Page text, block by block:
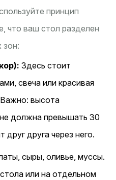
принцип
что ваш стол разделен
зон:
Здесь стоит
свеча или красивая
высота
должна превышать 30
друг друга через него.
сыры, оливье, муссы.
или на отдельном